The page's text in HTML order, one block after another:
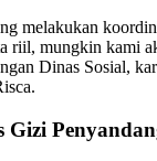
melakukan
riil, mungkin kami
Dinas Sosial,
Gizi